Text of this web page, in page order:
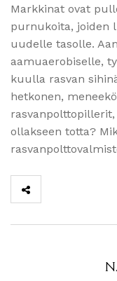
Markkinat ovat
purnukoita, joiden
uudelle tasolle.
aamuaerobiselle,
kuulla rasvan
hetkonen,
ollakseen totta?